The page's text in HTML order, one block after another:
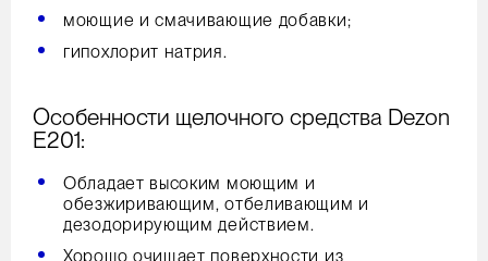
моющие и смачивающие добавки;
гипохлорит натрия.
Особенности щелочного средства Dezon
E201:
Обладает высоким моющим и
обезжиривающим, отбеливающим и
дезодорирующим действием.
Хорошо очищает поверхности из